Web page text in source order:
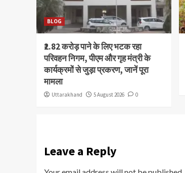
BLOG
₹2.82 करोड़ पाने के लिए भटक रहा
परिवहन निगम, पीएम और गृह मंत्री के
कार्यक्रमों से जुड़ा प्रकरण, जानें पूरा
मामला
Uttarakhand 5 August 2026 0
Leave a Reply